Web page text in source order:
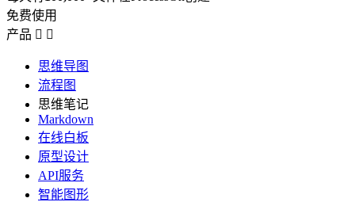
免费使用
产品  
思维导图
流程图
思维笔记
Markdown
在线白板
原型设计
API服务
智能图形